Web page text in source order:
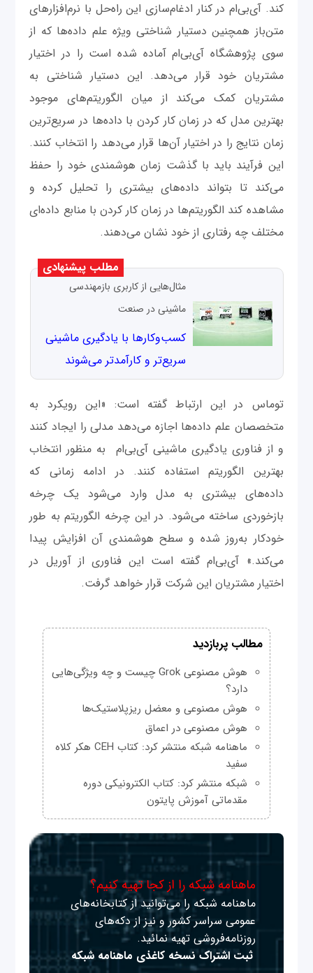
کند. آی‌بی‌ام در کنار ادغام‌سازی این راه‌حل با نرم‌افزارهای
متن‌باز همچنین دستیار شناختی ویژه علم داده‌ها که از
سوی پژوهشگاه آی‌بی‌ام آماده شده است را در اختیار
مشتریان خود قرار می‌دهد. این دستیار شناختی به
مشتریان کمک می‌کند از میان الگوریتم‌های موجود
بهترین مدل که در زمان کار کردن با داده‌ها در سریع‌ترین
زمان نتایج را در اختیار آن‌ها قرار می‌دهد را انتخاب کنند.
این فرآیند باید با گذشت زمان هوشمندی خود را حفظ
می‌کند تا بتواند داده‌های بیشتری را تحلیل کرده و
مشاهده کند الگوریتم‌ها در زمان کار کردن با منابع داده‌ای
مختلف چه رفتاری از خود نشان می‌دهند.
مطلب پیشنهادی
مثال‌هایی از کاربری بازمهندسی
ماشینی در صنعت
کسب‌وکارها با یادگیری ماشینی
سریع‌تر و کارآمدتر می‌شوند
توماس در این ارتباط گفته است: «این رویکرد به
متخصصان علم داده‌ها اجازه می‌دهد مدلی را ایجاد کنند
و از فناوری یادگیری ماشینی آی‌بی‌ام به منظور انتخاب
بهترین الگوریتم استفاده کنند. در ادامه زمانی که
داده‌های بیشتری به مدل وارد می‌شود یک چرخه
بازخوردی ساخته می‌شود. در این چرخه الگوریتم به طور
خودکار به‌روز شده و سطح هوشمندی آن افزایش پیدا
می‌کند.» آی‌بی‌ام گفته است این فناوری از آوریل در
اختیار مشتریان این شرکت قرار خواهد گرفت.
مطالب پربازدید
هوش مصنوعی Grok چیست و چه ویژگی‌هایی
دارد؟
هوش مصنوعی و معضل ریزپلاستیک‌ها
هوش مصنوعی در اعماق
ماهنامه شبکه منتشر کرد: کتاب CEH هکر کلاه
سفید
شبکه منتشر کرد: کتاب الکترونیکی دوره
مقدماتی آموزش پایتون
ماهنامه شبکه را از کجا تهیه کنیم؟
ماهنامه شبکه را می‌توانید از کتابخانه‌های
عمومی سراسر کشور و نیز از دکه‌های
روزنامه‌فروشی تهیه نمائید.
ثبت اشتراک نسخه کاغذی ماهنامه شبکه